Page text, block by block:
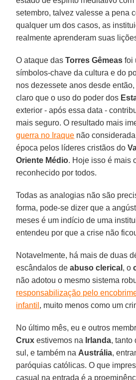
setembro, talvez valesse a pena
qualquer um dos casos, as
realmente aprenderam suas
O ataque dasTorres Gêmeas foi
símbolos-chave da cultura e do
nos dezessete anos desde
claro que o uso do poder dos
exterior - após essa data -
mais seguro. O resultado mais
guerra no Iraque não
época pelos líderes cristãos do
Oriente Médio. Hoje isso é mais
reconhecido por todos.
Todas as analogias não são
forma, pode-se dizer que a
meses é um indício de uma
entendeu por que a crise não
Notavelmente, há mais de duas
escândalos deabuso clerical , o
não adotou o mesmo sistema
responsabilização pelo
infantil , muito menos como um
No último mês, eu e outros
Crux estivemos na Irlanda, tanto
sul, e também na Austrália,
paróquias católicas. O que
casual na entrada é a